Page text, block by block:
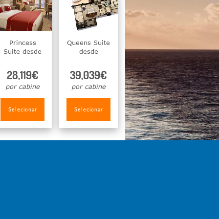
Princess
Suite desde
28,119€
por cabine
Selecionar
Queens Suite
desde
39,039€
por cabine
Selecionar